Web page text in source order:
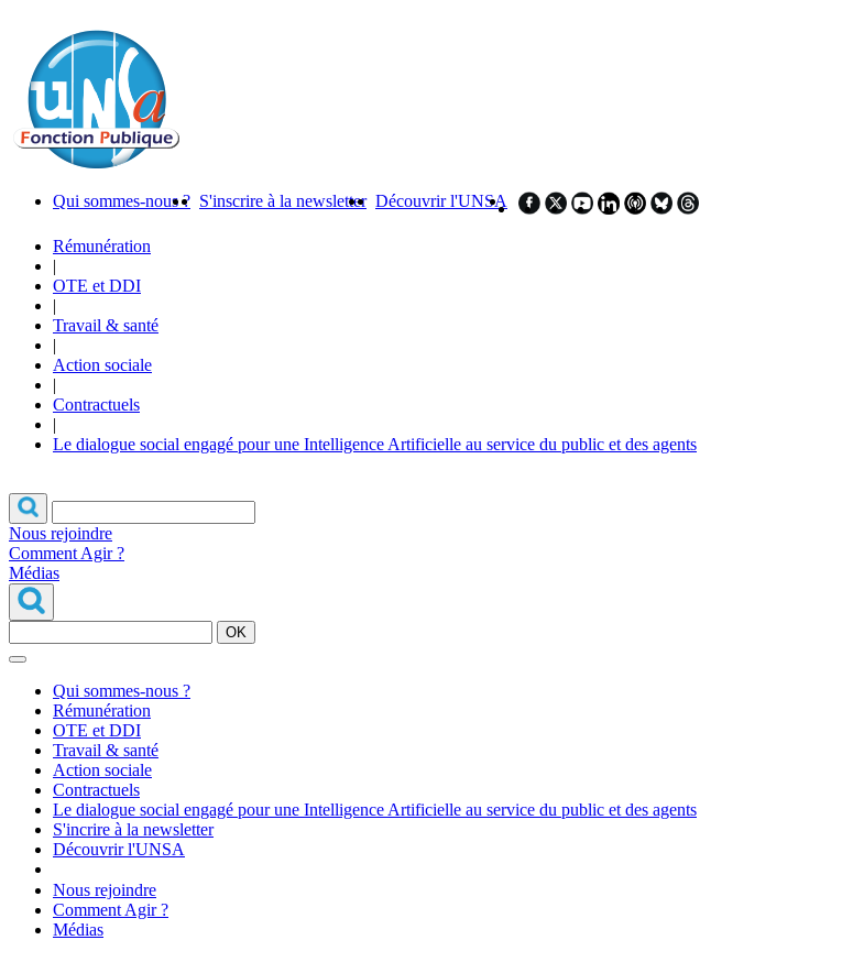
Qui sommes-nous ? S'inscrire à la newsletter Découvrir l'UNSA
Rémunération
|
OTE et DDI
|
Travail & santé
|
Action sociale
|
Contractuels
|
Le dialogue social engagé pour une Intelligence Artificielle au service du public et des agents
Nous rejoindre
Comment Agir ?
Médias
OK
Qui sommes-nous ?
Rémunération
OTE et DDI
Travail & santé
Action sociale
Contractuels
Le dialogue social engagé pour une Intelligence Artificielle au service du public et des agents
S'incrire à la newsletter
Découvrir l'UNSA
Nous rejoindre
Comment Agir ?
Médias